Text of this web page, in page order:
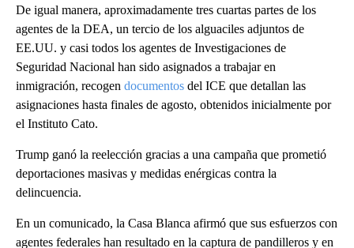
De igual manera, aproximadamente tres cuartas partes de los
agentes de la DEA, un tercio de los alguaciles adjuntos de
EE.UU. y casi todos los agentes de Investigaciones de
Seguridad Nacional han sido asignados a trabajar en
inmigración, recogen documentos del ICE que detallan las
asignaciones hasta finales de agosto, obtenidos inicialmente por
el Instituto Cato.
Trump ganó la reelección gracias a una campaña que prometió
deportaciones masivas y medidas enérgicas contra la
delincuencia.
En un comunicado, la Casa Blanca afirmó que sus esfuerzos con
agentes federales han resultado en la captura de pandilleros y en